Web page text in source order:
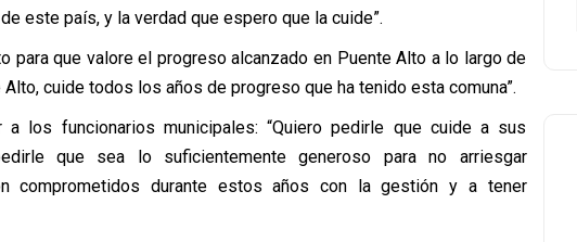
este país, y la verdad que espero que la cuide”.
para que valore el progreso alcanzado en Puente Alto a lo largo de
cuide todos los años de progreso que ha tenido esta comuna”.
los funcionarios municipales: “Quiero pedirle que cuide a sus
que sea lo suficientemente generoso para no arriesgar
comprometidos durante estos años con la gestión y a tener